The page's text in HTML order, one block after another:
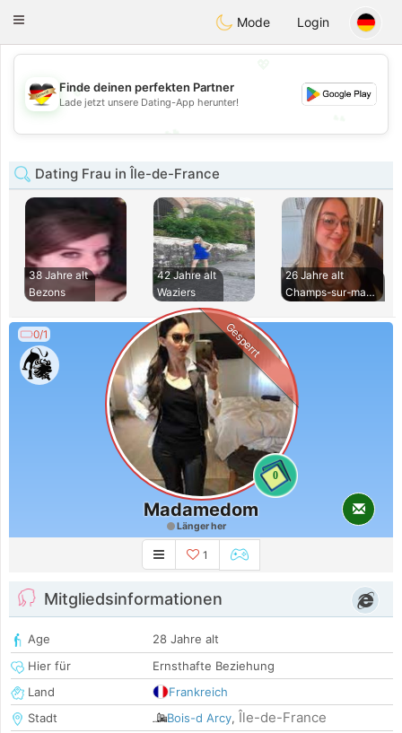
DeutschDating
Toggle
Mode Login
💖
💕
Finde deinen perfekten Partner
Lade jetzt unsere Dating-App herunter!
Dating Frau in Île-de-France
38 Jahre alt
Bezons
42 Jahre alt
Waziers
26 Jahre alt
Champs-sur-marne
0/1
0
Gesperrt
Madamedom
Länger her
1
Mitgliedsinformationen
Age
28 Jahre alt
Hier für
Ernsthafte Beziehung
Land
Frankreich
Stadt
Bois-d Arcy, Île-de-France